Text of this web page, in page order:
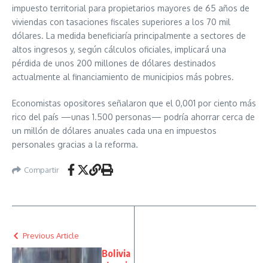
impuesto territorial para propietarios mayores de 65 años de
viviendas con tasaciones fiscales superiores a los 70 mil
dólares. La medida beneficiaría principalmente a sectores de
altos ingresos y, según cálculos oficiales, implicará una
pérdida de unos 200 millones de dólares destinados
actualmente al financiamiento de municipios más pobres.
Economistas opositores señalaron que el 0,001 por ciento más
rico del país —unas 1.500 personas— podría ahorrar cerca de
un millón de dólares anuales cada una en impuestos
personales gracias a la reforma.
Compartir
Previous Article
Bolivia